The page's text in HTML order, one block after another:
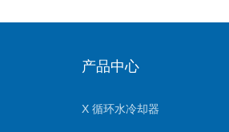
产品中心
X 循环水冷却器